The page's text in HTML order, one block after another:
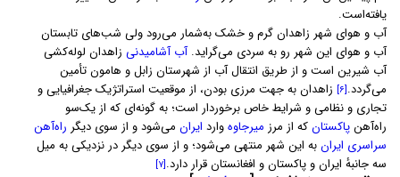
یافته‌است.
آب و هوای شهر زاهدان گرم و خشک به‌شمار می‌رود ولی شب‌های تابستان
آب و هوای این شهر رو به سردی می‌گراید.آب آشامیدنی زاهدان لوله‌کشی
آب شیرین است و از طریق انتقال آب از شهرستان زابل و هامون تأمین
می‌گردد.[۶]
زاهدان به جهت مرزی بودن، از موقعیت استراتژیک جغرافیایی و
تجاری و نظامی و شرایط خاص برخوردار است؛ به گونه‌ای که از یک‌سو
راه‌آهنپاکستانکه از مرز میرجاوهوارد ایران می‌شود و از سوی دیگر راه‌آهن
سراسری ایرانبه این شهر منتهی می‌شود؛ و از سوی دیگر در نزدیکی به میل
سه جانبهٔ ایران و پاکستان و افغانستان قرار دارد.[۷]